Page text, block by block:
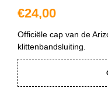
€24,00
Officiële cap van de
klittenbandsluiting.